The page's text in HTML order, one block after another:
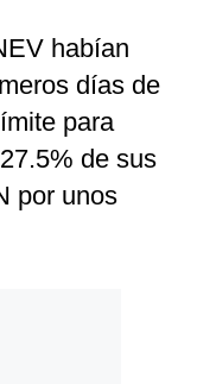
habían
días de
para
de sus
por unos